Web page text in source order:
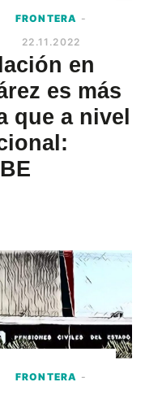
FRONTERA -
22.11.2022
en
es más
que a nivel
FRONTERA -